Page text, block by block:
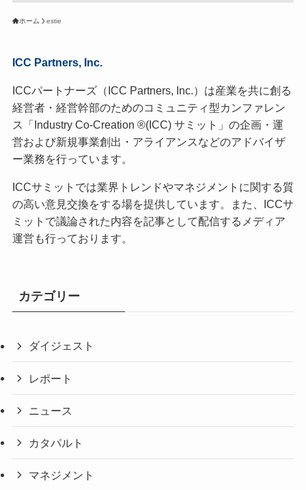
ホーム estie
ICC Partners, Inc.
ICCパートナーズ（ICC Partners, Inc.）は産業を共に創る
経営者・経営幹部のためのコミュニティ型カンファレン
ス「Industry Co-Creation ®(ICC) サミット」の企画・運
営および新規事業創出・アライアンスなどのアドバイザ
ー業務を行っています。
ICCサミットでは業界トレンドやマネジメントに関する質
の高い意見交換をする場を提供しています。また、ICCサ
ミットで議論された内容を記事として配信するメディア
運営も行っております。
カテゴリー
ダイジェスト
レポート
ニュース
カタパルト
マネジメント